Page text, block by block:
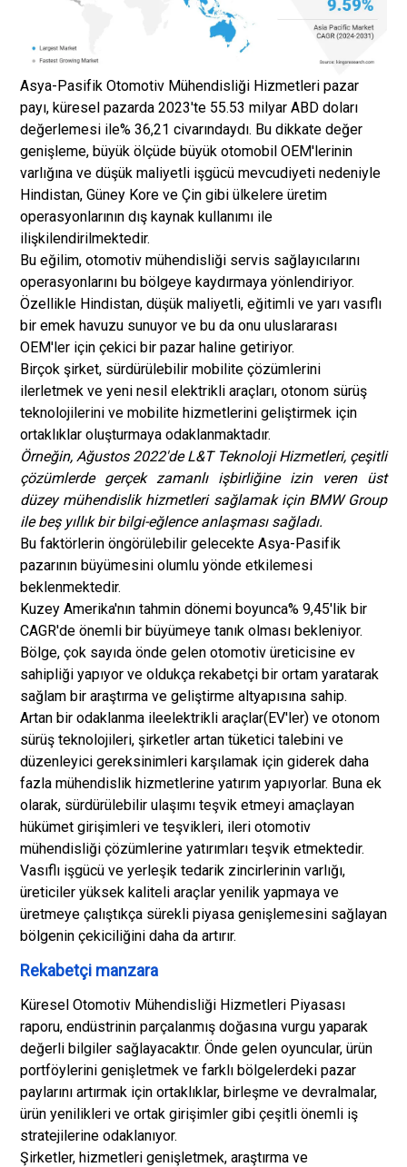
Asya-Pasifik Otomotiv Mühendisliği Hizmetleri pazar
payı, küresel pazarda 2023'te 55.53 milyar ABD doları
değerlemesi ile% 36,21 civarındaydı. Bu dikkate değer
genişleme, büyük ölçüde büyük otomobil OEM'lerinin
varlığına ve düşük maliyetli işgücü mevcudiyeti nedeniyle
Hindistan, Güney Kore ve Çin gibi ülkelere üretim
operasyonlarının dış kaynak kullanımı ile
ilişkilendirilmektedir.
Bu eğilim, otomotiv mühendisliği servis sağlayıcılarını
operasyonlarını bu bölgeye kaydırmaya yönlendiriyor.
Özellikle Hindistan, düşük maliyetli, eğitimli ve yarı vasıflı
bir emek havuzu sunuyor ve bu da onu uluslararası
OEM'ler için çekici bir pazar haline getiriyor.
Birçok şirket, sürdürülebilir mobilite çözümlerini
ilerletmek ve yeni nesil elektrikli araçları, otonom sürüş
teknolojilerini ve mobilite hizmetlerini geliştirmek için
ortaklıklar oluşturmaya odaklanmaktadır.
Örneğin, Ağustos 2022'de L&T Teknoloji Hizmetleri, çeşitli
çözümlerde gerçek zamanlı işbirliğine izin veren üst
düzey mühendislik hizmetleri sağlamak için BMW Group
ile beş yıllık bir bilgi-eğlence anlaşması sağladı.
Bu faktörlerin öngörülebilir gelecekte Asya-Pasifik
pazarının büyümesini olumlu yönde etkilemesi
beklenmektedir.
Kuzey Amerika'nın tahmin dönemi boyunca% 9,45'lik bir
CAGR'de önemli bir büyümeye tanık olması bekleniyor.
Bölge, çok sayıda önde gelen otomotiv üreticisine ev
sahipliği yapıyor ve oldukça rekabetçi bir ortam yaratarak
sağlam bir araştırma ve geliştirme altyapısına sahip.
Artan bir odaklanma ileelektrikli araçlar(EV'ler) ve otonom
sürüş teknolojileri, şirketler artan tüketici talebini ve
düzenleyici gereksinimleri karşılamak için giderek daha
fazla mühendislik hizmetlerine yatırım yapıyorlar. Buna ek
olarak, sürdürülebilir ulaşımı teşvik etmeyi amaçlayan
hükümet girişimleri ve teşvikleri, ileri otomotiv
mühendisliği çözümlerine yatırımları teşvik etmektedir.
Vasıflı işgücü ve yerleşik tedarik zincirlerinin varlığı,
üreticiler yüksek kaliteli araçlar yenilik yapmaya ve
üretmeye çalıştıkça sürekli piyasa genişlemesini sağlayan
bölgenin çekiciliğini daha da artırır.
Rekabetçi manzara
Küresel Otomotiv Mühendisliği Hizmetleri Piyasası
raporu, endüstrinin parçalanmış doğasına vurgu yaparak
değerli bilgiler sağlayacaktır. Önde gelen oyuncular, ürün
portföylerini genişletmek ve farklı bölgelerdeki pazar
paylarını artırmak için ortaklıklar, birleşme ve devralmalar,
ürün yenilikleri ve ortak girişimler gibi çeşitli önemli iş
stratejilerine odaklanıyor.
Şirketler, hizmetleri genişletmek, araştırma ve